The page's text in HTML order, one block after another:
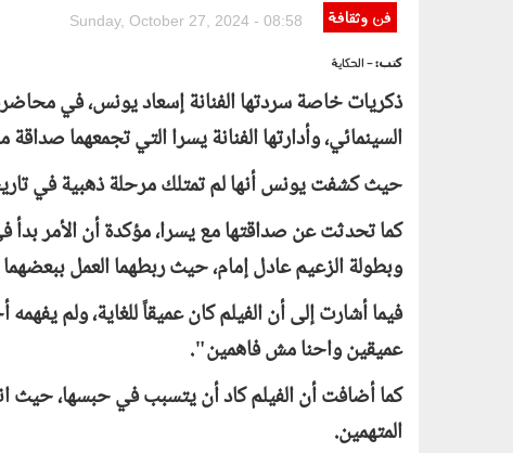
فن وثقافة Sunday, October 27, 2024 - 08:58
كتب:- الحكاية
ذكريات خاصة سردتها الفنانة إسعاد يونس، في
السينمائي، وأدارتها الفنانة يسرا التي تجمعهما
حيث كشفت يونس أنها لم تمتلك مرحلة ذهبية في
كما تحدثت عن صداقتها مع يسرا، مؤكدة أن الأمر بدأ
وبطولة الزعيم عادل إمام، حيث ربطهما العمل
فيما أشارت إلى أن الفيلم كان عميقاً للغاية، ولم
عميقين واحنا مش فاهمين".
كما أضافت أن الفيلم كاد أن يتسبب في حبسها، حيث
المتهمين.